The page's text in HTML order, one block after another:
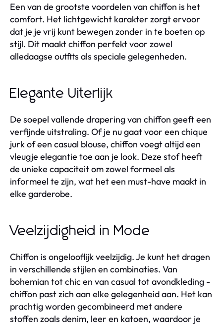
Een van de grootste voordelen van chiffon is het
comfort. Het lichtgewicht karakter zorgt ervoor
dat je je vrij kunt bewegen zonder in te boeten op
stijl. Dit maakt chiffon perfekt voor zowel
alledaagse outfits als speciale gelegenheden.
Elegante Uiterlijk
De soepel vallende drapering van chiffon geeft een
verfijnde uitstraling. Of je nu gaat voor een chique
jurk of een casual blouse, chiffon voegt altijd een
vleugje elegantie toe aan je look. Deze stof heeft
de unieke capaciteit om zowel formeel als
informeel te zijn, wat het een must-have maakt in
elke garderobe.
Veelzijdigheid in Mode
Chiffon is ongelooflijk veelzijdig. Je kunt het dragen
in verschillende stijlen en combinaties. Van
bohemian tot chic en van casual tot avondkleding -
chiffon past zich aan elke gelegenheid aan. Het kan
prachtig worden gecombineerd met andere
stoffen zoals denim, leer en katoen, waardoor je